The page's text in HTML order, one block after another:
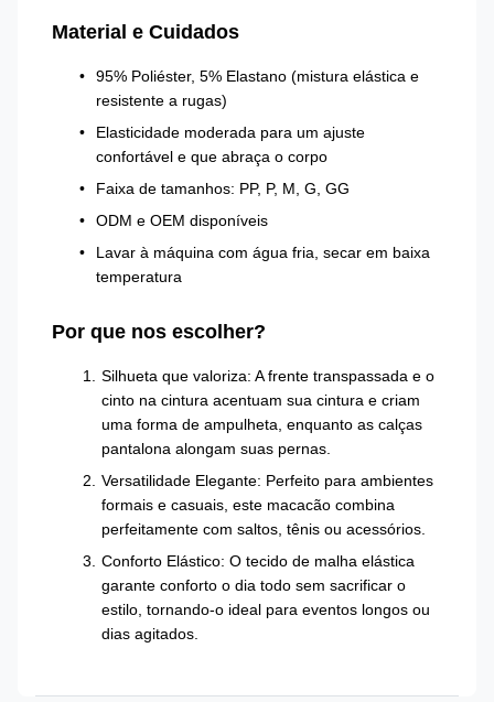
Material e Cuidados
95% Poliéster, 5% Elastano (mistura elástica e
resistente a rugas)
Elasticidade moderada para um ajuste
confortável e que abraça o corpo
Faixa de tamanhos: PP, P, M, G, GG
ODM e OEM disponíveis
Lavar à máquina com água fria, secar em baixa
temperatura
Por que nos escolher?
Silhueta que valoriza: A frente transpassada e o
cinto na cintura acentuam sua cintura e criam
uma forma de ampulheta, enquanto as calças
pantalona alongam suas pernas.
Versatilidade Elegante: Perfeito para ambientes
formais e casuais, este macacão combina
perfeitamente com saltos, tênis ou acessórios.
Conforto Elástico: O tecido de malha elástica
garante conforto o dia todo sem sacrificar o
estilo, tornando-o ideal para eventos longos ou
dias agitados.